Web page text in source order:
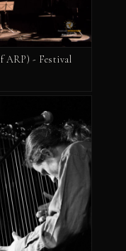
ARP) - Festival